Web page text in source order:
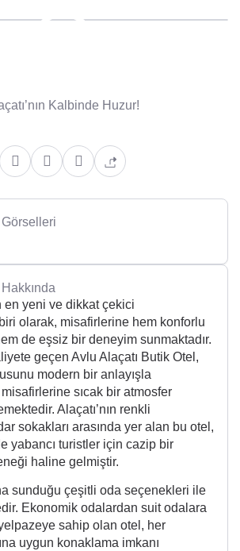
Kalbinde Huzur!
en yeni ve dikkat çekici
olarak, misafirlerine hem konforlu
de eşsiz bir deneyim sunmaktadır.
geçen Avlu Alaçatı Butik Otel,
modern bir anlayışla
sıcak bir atmosfer
Alaçatı’nın renkli
sokakları arasında yer alan bu otel,
yabancı turistler için cazip bir
haline gelmiştir.
sunduğu çeşitli oda seçenekleri ile
Ekonomik odalardan suit odalara
sahip olan otel, her
uygun konaklama imkanı